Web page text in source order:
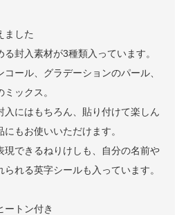
ました
封入素材が3種類入っています。
ール、グラデーションのパール、
ックス。
入にはもちろん、貼り付けて楽しん
もお使いいただけます。
現できるねりけしも、自分の名前や
れる英字シールも入っています。
トン付き